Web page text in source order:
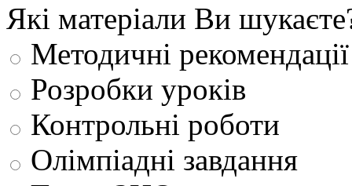
Які матеріали Ви
Методичні рекомендації
Розробки уроків
Контрольні роботи
Олімпіадні завдання